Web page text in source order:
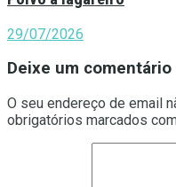
29/07/2026
Deixe um comentário
O seu endereço de email
obrigatórios marcados